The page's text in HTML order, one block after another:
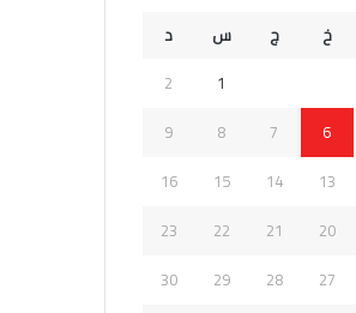
خ ج س
د
1
2
6
7
8
9
13
14
15
16
20
21
22
23
27
28
29
30